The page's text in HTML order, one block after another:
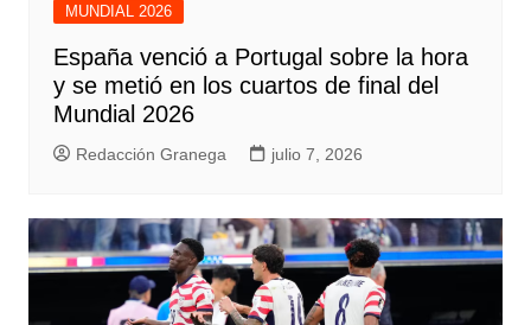
MUNDIAL 2026
España venció a Portugal sobre la hora
y se metió en los cuartos de final del
Mundial 2026
Redacción Granega julio 7, 2026